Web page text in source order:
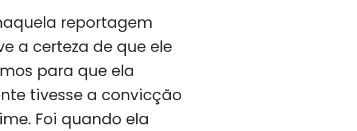
reportagem
a certeza de que ele
para que ela
tivesse a convicção
Foi quando ela